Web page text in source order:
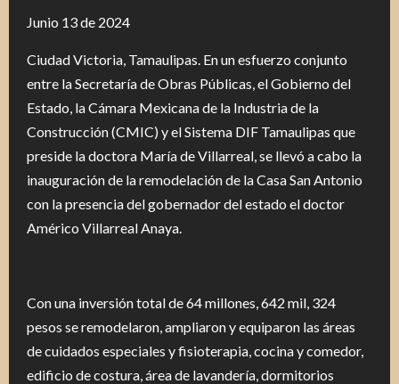
Junio 13 de 2024
Ciudad Victoria, Tamaulipas. En un esfuerzo conjunto
entre la Secretaría de Obras Públicas, el Gobierno del
Estado, la Cámara Mexicana de la Industria de la
Construcción (CMIC) y el Sistema DIF Tamaulipas que
preside la doctora María de Villarreal, se llevó a cabo la
inauguración de la remodelación de la Casa San Antonio
con la presencia del gobernador del estado el doctor
Américo Villarreal Anaya.
Con una inversión total de 64 millones, 642 mil, 324
pesos se remodelaron, ampliaron y equiparon las áreas
de cuidados especiales y fisioterapia, cocina y comedor,
edificio de costura, área de lavandería, dormitorios